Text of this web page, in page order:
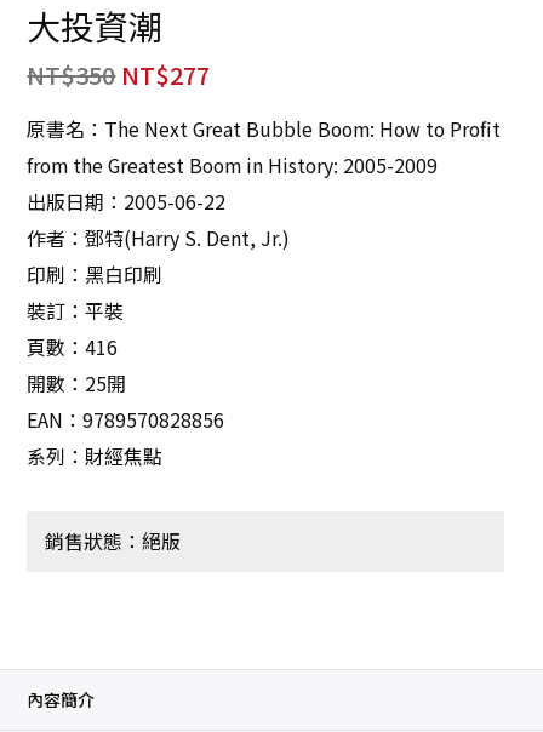
大投資潮
NT$350 NT$277
原書名：The Next Great Bubble Boom: How to Profit
from the Greatest Boom in History: 2005-2009
出版日期：2005-06-22
作者：鄧特(Harry S. Dent, Jr.)
印刷：黑白印刷
裝訂：平裝
頁數：416
開數：25開
EAN：9789570828856
系列：財經焦點
銷售狀態：絕版
內容簡介